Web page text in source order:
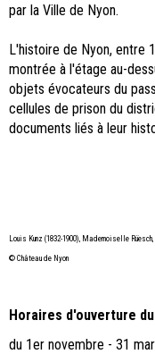
par la Ville de Nyon.
L'histoire de Nyon, entre
montrée à l'étage au-
objets évocateurs du
cellules de prison du
documents liés à leur
Louis Kunz (1832-1900), Mademoiselle
© Château de Nyon
Horaires d'ouverture
du 1er novembre - 31